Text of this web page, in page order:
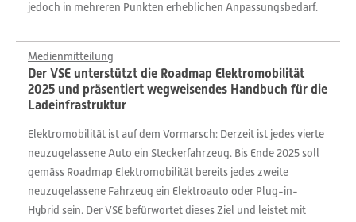
jedoch in mehreren Punkten erheblichen Anpassungsbedarf.
Medienmitteilung
Der VSE unterstützt die Roadmap Elektromobilität
2025 und präsentiert wegweisendes Handbuch für die
Ladeinfrastruktur
Elektromobilität ist auf dem Vormarsch: Derzeit ist jedes vierte
neuzugelassene Auto ein Steckerfahrzeug. Bis Ende 2025 soll
gemäss Roadmap Elektromobilität bereits jedes zweite
neuzugelassene Fahrzeug ein Elektroauto oder Plug-in-
Hybrid sein. Der VSE befürwortet dieses Ziel und leistet mit